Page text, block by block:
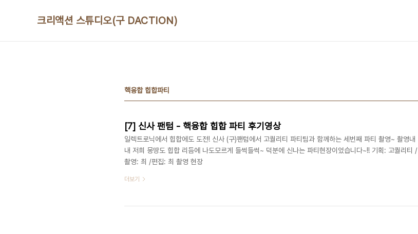
크리액션 스튜디오(구 DACTION)
핵융합 힙합파티
[7] 신사 팬텀 - 핵융합 힙합 파티 후기영상
일렉트로닉에서 힙합에도 도전! 신사 (구)팬텀에서 고퀄리티 파티팀과 함께하는 세번째 파티 촬영~ 촬영내
내 저희 몽땅도 힙합 리듬에 나도모르게 들썩들썩~ 덕분에 신나는 파티현장이었습니다~!! 기획: 고퀄리티 /
촬영: 최 /편집: 최 촬영 현장
더보기